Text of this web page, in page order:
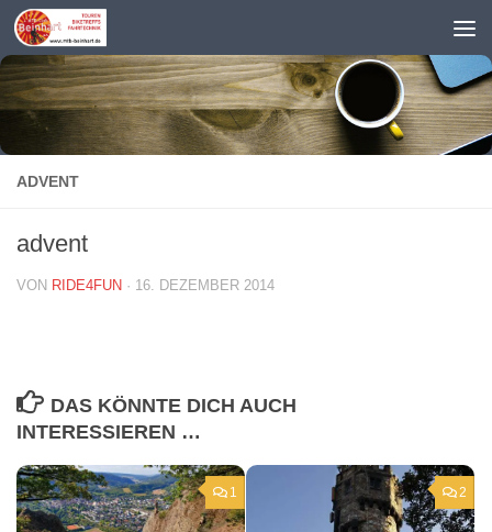
Zum Inhalt springen
ADVENT
advent
VON RIDE4FUN · 16. DEZEMBER 2014
DAS KÖNNTE DICH AUCH
INTERESSIEREN …
1 2